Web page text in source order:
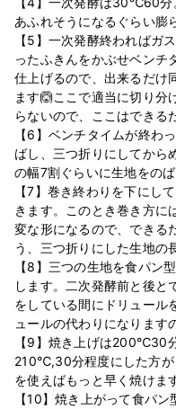
あふれそうになるぐらい膨
【5】一次発酵終わればガ
ったふきんをかぶせベンチ
仕上げるので、出来るだけ
ます🙆‍ここで適当に切り分
らないので、ここはできる
【6】ベンチタイムが終わ
ばし、三つ折りにしてから
の幅7割ぐらいに生地をの
【7】巻き終わりを下にし
きます。このとき巻き方に
変な形になるので、できる
う、三つ折りにした生地の
【8】三つの生地を食パ
します。二次発酵前と後と
をしている間にドリュール
ュールの代わりになります
【9】焼き上げは200℃30
210℃,30分程度にした方が
を使えばもっと早く焼けま
【10】焼き上がって食パ